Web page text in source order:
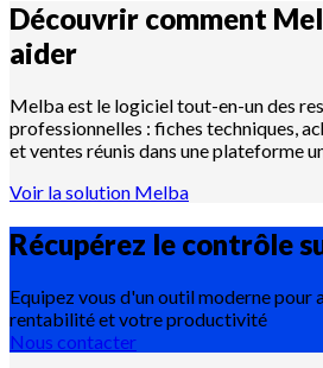
Découvrir comment
aider
Melba est le logiciel tout-en-un des
professionnelles : fiches techniques,
et ventes réunis dans une plateforme
Voir la solution Melba
Récupérez le contrôle
Equipez vous d'un outil moderne pour
rentabilité et votre productivité
Nous contacter